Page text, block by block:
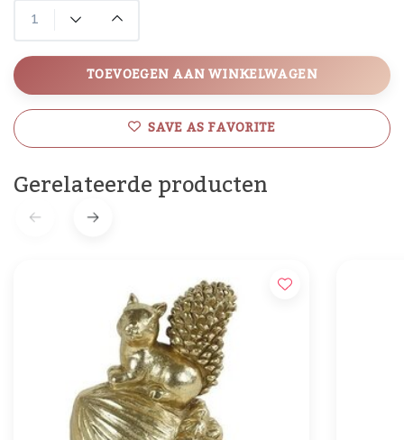
TOEVOEGEN AAN WINKELWAGEN
SAVE AS FAVORITE
Gerelateerde producten